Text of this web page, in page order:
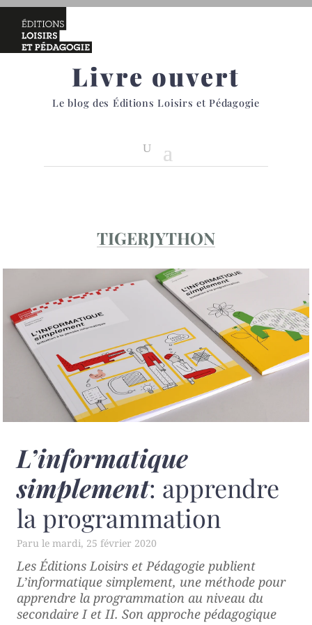
Livre ouvert
Le blog des Éditions Loisirs et Pédagogie
TIGERJYTHON
L’informatique
simplement: apprendre
la programmation
mardi, 25 février 2020
Les Éditions Loisirs et Pédagogie publient
L’informatique simplement, une méthode pour
apprendre la programmation au niveau du
secondaire I et II. Son approche pédagogique